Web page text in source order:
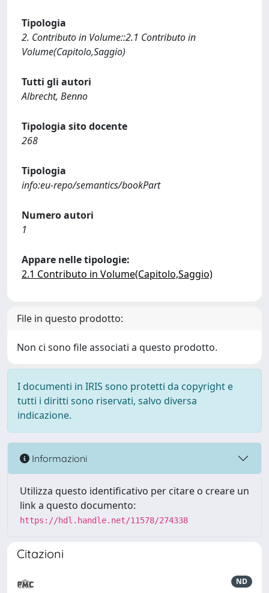
Tipologia
2. Contributo in Volume::2.1 Contributo in
Volume(Capitolo,Saggio)
Tutti gli autori
Albrecht, Benno
Tipologia sito docente
268
Tipologia
info:eu-repo/semantics/bookPart
Numero autori
1
Appare nelle tipologie:
2.1 Contributo in Volume(Capitolo,Saggio)
File in questo prodotto:
Non ci sono file associati a questo prodotto.
I documenti in IRIS sono protetti da copyright e
tutti i diritti sono riservati, salvo diversa
indicazione.
Informazioni
Utilizza questo identificativo per citare o creare un
link a questo documento:
https://hdl.handle.net/11578/274338
Citazioni
ND